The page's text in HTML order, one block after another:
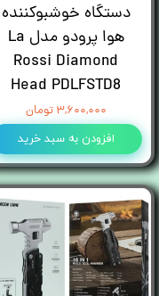
دستگاه خوشبوکننده
هوا پرودو مدل La
Rossi Diamond
Head PDLFSTD8
۳,۶۰۰,۰۰۰ تومان
افزودن به سبد خرید